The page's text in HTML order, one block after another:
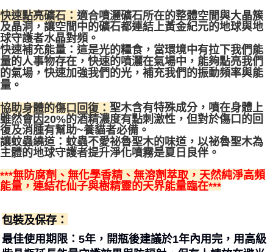
快速點亮礦石： 適合噴灑礦石所在的整體空間與大晶簇
及晶洞，讓空間中的礦石都連結上黃金紀元的地球與地
球守護者水晶對頻。
快速補充能量：這是光的糧食，當環境中有拉下我們能
量的人事物存在，快速的噴灑在氣場中，能夠點亮我們
的氣場，快速加強我們的光，補充我們的振動頻率與能
量。
協助身體的傷口回復： 聖木含有特殊成分，噴在身體上
雖然會因20%的酒精濃度有點刺激性，但對於傷口的回
復及消腫有幫助~養貓者必備。
讓蚊蟲繞道： 蚊蟲不愛祕魯聖木的味道，以祕魯聖木為
主體的地球守護者提升淨化噴霧是夏日良伴。
***無防腐劑、無化學香精、無溶劑萃取，天然純淨高頻
能量，連結花仙子與樹精靈的天界能量臨在***
包裝及保存：
最佳使用期限：5年，開瓶後建議於1年內用完，用高級